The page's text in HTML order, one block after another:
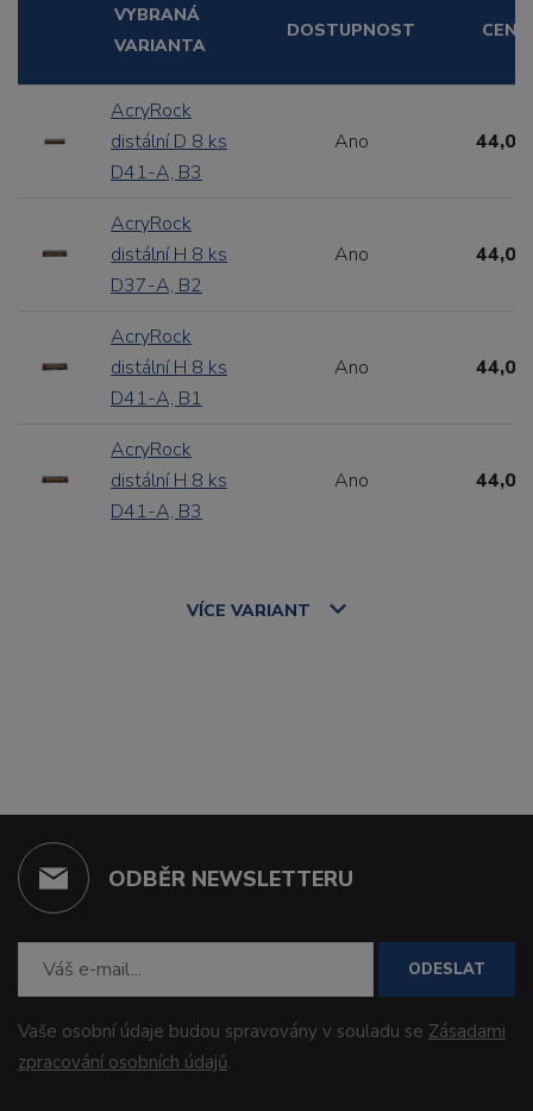
VYBRANÁ
VARIANTA
DOSTUPNOST CENA
AcryRock
distální D 8 ks
D41-A, B3
Ano 44,00
AcryRock
distální H 8 ks
D37-A, B2
Ano 44,00
AcryRock
distální H 8 ks
D41-A, B1
Ano 44,00
AcryRock
distální H 8 ks
D41-A, B3
Ano 44,00
VÍCE VARIANT
ODBĚR NEWSLETTERU
ODESLAT
Vaše osobní údaje budou spravovány v souladu se Zásadami
zpracování osobních údajů.